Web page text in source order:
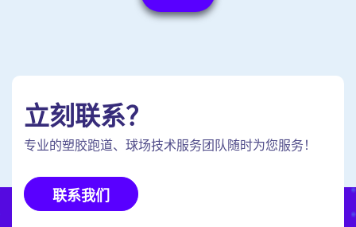
立刻联系？
专业的塑胶跑道、球场技术服务团队随时为您服务！
联系我们